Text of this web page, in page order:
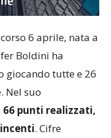
6 aprile, nata a
Boldini ha
giocando tutte e 26
Nel suo
66 punti realizzati,
. Cifre